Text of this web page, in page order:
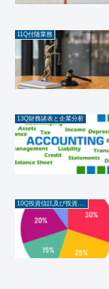
11Q付随業務
13Q財務諸表と企業分析